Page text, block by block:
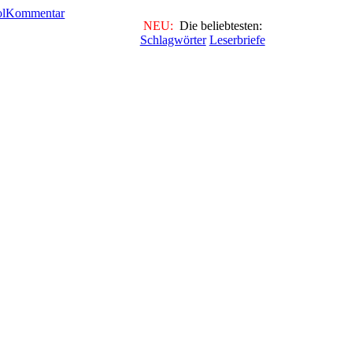
NEU: Die beliebtesten:
Schlagwörter Leserbriefe